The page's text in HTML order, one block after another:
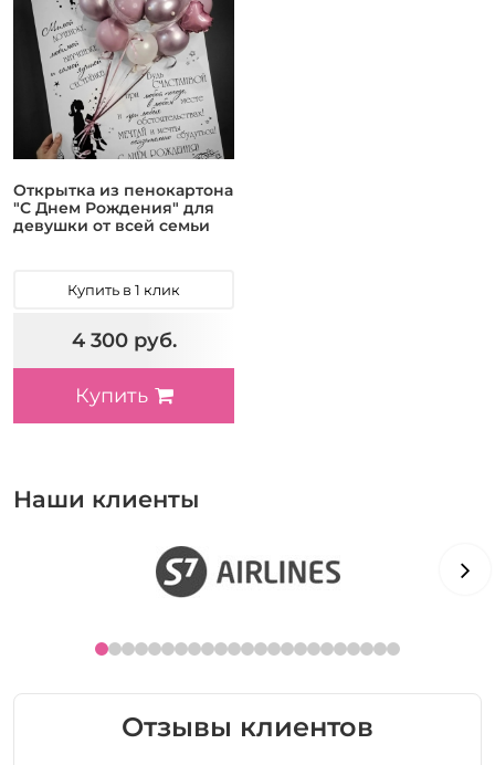
Открытка из пенокартона
"С Днем Рождения" для
девушки от всей семьи
Купить в 1 клик
4 300 руб.
Купить
Наши клиенты
Отзывы клиентов